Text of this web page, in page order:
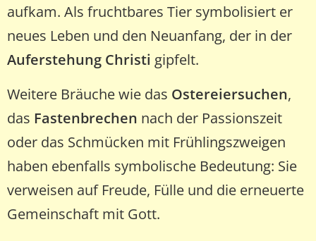
aufkam. Als fruchtbares Tier symbolisiert er
neues Leben und den Neuanfang, der in der
Auferstehung Christi gipfelt.
Weitere Bräuche wie das Ostereiersuchen,
das Fastenbrechen nach der Passionszeit
oder das Schmücken mit Frühlingszweigen
haben ebenfalls symbolische Bedeutung: Sie
verweisen auf Freude, Fülle und die erneuerte
Gemeinschaft mit Gott.